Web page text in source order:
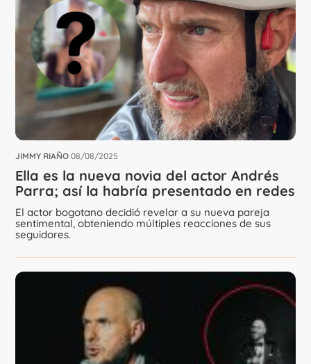
JIMMY RIAÑO 08/08/2025
Ella es la nueva novia del actor Andrés
Parra; así la habría presentado en redes
El actor bogotano decidió revelar a su nueva pareja
sentimental, obteniendo múltiples reacciones de sus
seguidores.